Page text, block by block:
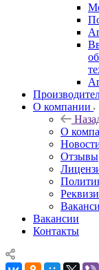
О компании
О
Отзывы
Вакансии
Контакты